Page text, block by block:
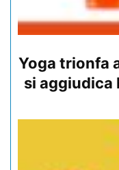
Yoga trionfa
si aggiudica